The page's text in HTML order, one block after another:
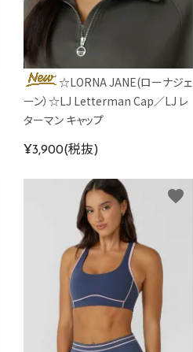
☆LORNA JANE(ローナジェ
ーン）☆LJ Letterman Cap／LJ レ
ターマン キャップ
¥3,900(税抜)
favorite